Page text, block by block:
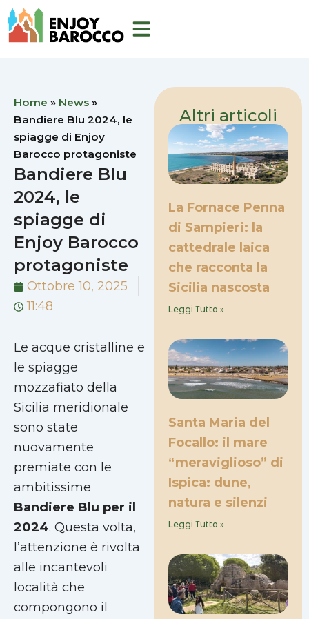
Vai
al
Home » News »
Bandiere Blu 2024, le
spiagge di Enjoy
Barocco protagoniste
Bandiere Blu
2024, le
spiagge di
Enjoy Barocco
protagoniste
Ottobre 10, 2025
11:48
Le acque cristalline e
le spiagge
mozzafiato della
Sicilia meridionale
sono state
nuovamente
premiate con le
ambitissime
Bandiere Blu per il
2024. Questa volta,
l’attenzione è rivolta
alle incantevoli
località che
compongono il
Altri articoli
La Fornace Penna
di Sampieri: la
cattedrale laica
che racconta la
Sicilia nascosta
Leggi Tutto »
Santa Maria del
Focallo: il mare
“meraviglioso” di
Ispica: dune,
natura e silenzi
Leggi Tutto »